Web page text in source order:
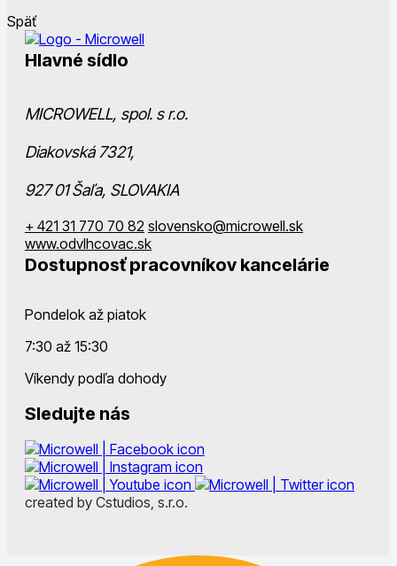
Späť
Hlavné sídlo
MICROWELL, spol. s r.o.
Diakovská 7321,
927 01 Šaľa, SLOVAKIA
+ 421 31 770 70 82 slovensko@microwell.sk
www.odvlhcovac.sk
Dostupnosť pracovníkov kancelárie
Pondelok až piatok
7:30 až 15:30
Víkendy podľa dohody
Sledujte nás
created by Cstudios, s.r.o.